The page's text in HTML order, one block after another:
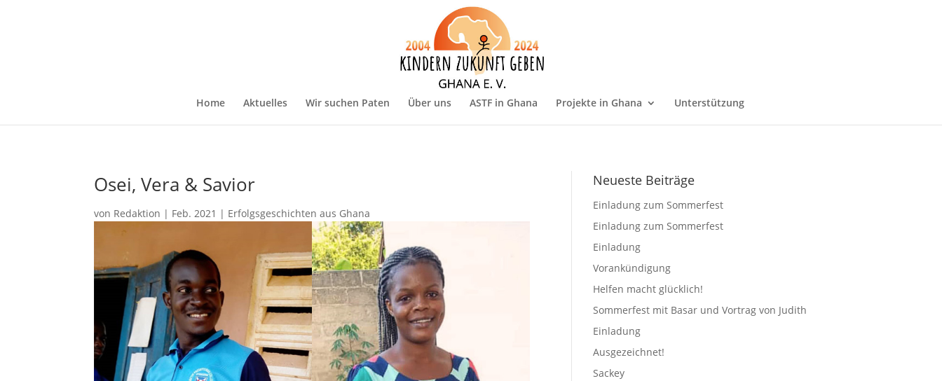
Home Aktuelles Wir suchen Paten Über uns ASTF in Ghana Projekte in Ghana Unterstützung
Osei, Vera & Savior
von Redaktion | Feb. 2021 | Erfolgsgeschichten aus Ghana
Neueste Beiträge
Einladung zum Sommerfest
Einladung zum Sommerfest
Einladung
Vorankündigung
Helfen macht glücklich!
Sommerfest mit Basar und Vortrag von Judith
Einladung
Ausgezeichnet!
Sackey